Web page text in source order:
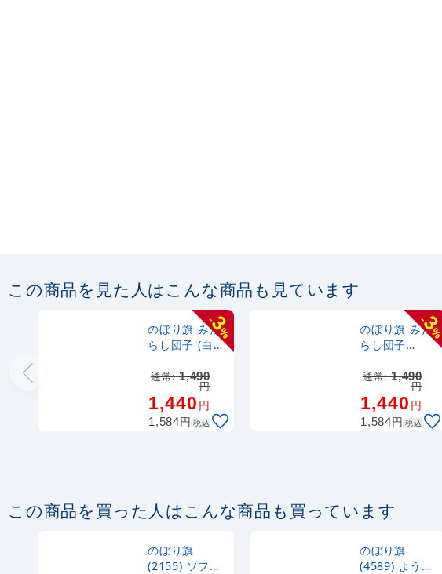
この商品を見た人はこんな商品も見ています
-
3
%
のぼり旗 みた
らし団子 (白
2994)
通常:1,490
円
1,440円
1,584円 税込
-
3
%
のぼり旗 みた
らし団子
通常:1,490
円
1,440円
1,584円 税込
この商品を買った人はこんな商品も買っています
のぼり旗
(2155) ソフト
のぼり旗
(4589) ようか